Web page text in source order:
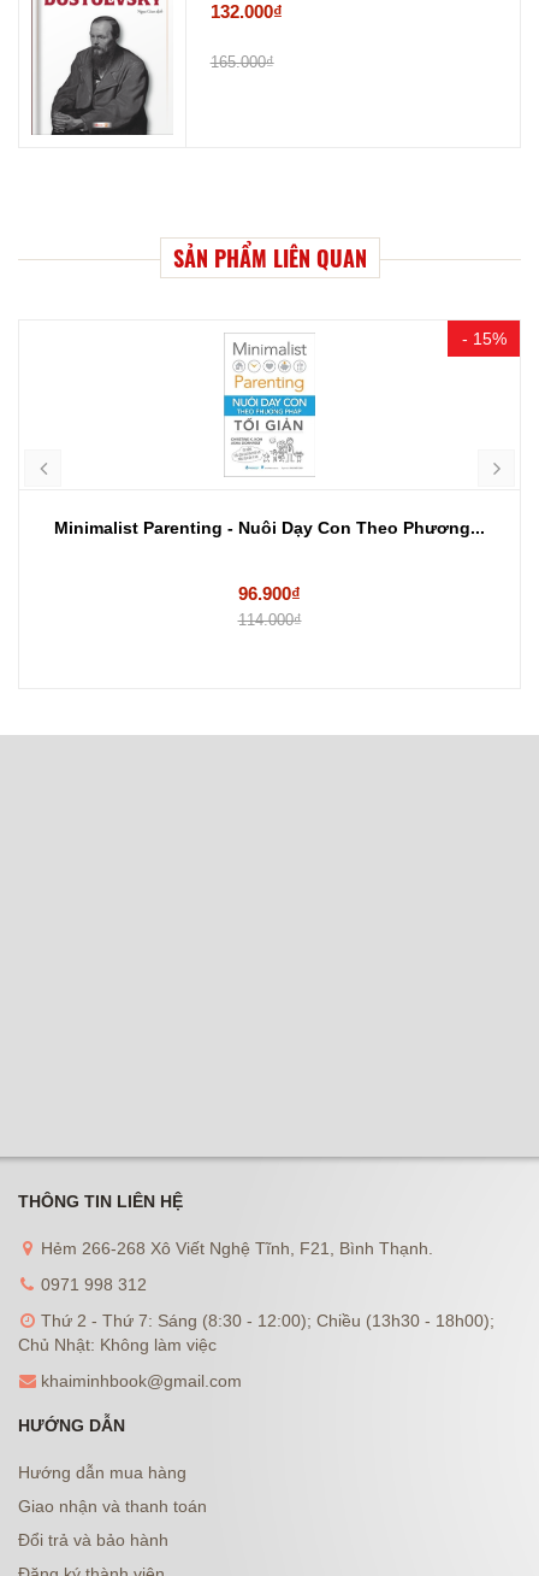
132.000₫
165.000₫
SẢN PHẨM LIÊN QUAN
- 15%
Minimalist Parenting - Nuôi Dạy Con Theo Phương...
96.900₫
114.000₫
THÔNG TIN LIÊN HỆ
Hẻm 266-268 Xô Viết Nghệ Tĩnh, F21, Bình Thạnh.
0971 998 312
Thứ 2 - Thứ 7: Sáng (8:30 - 12:00); Chiều (13h30 - 18h00);
Chủ Nhật: Không làm việc
khaiminhbook@gmail.com
HƯỚNG DẪN
Hướng dẫn mua hàng
Giao nhận và thanh toán
Đổi trả và bảo hành